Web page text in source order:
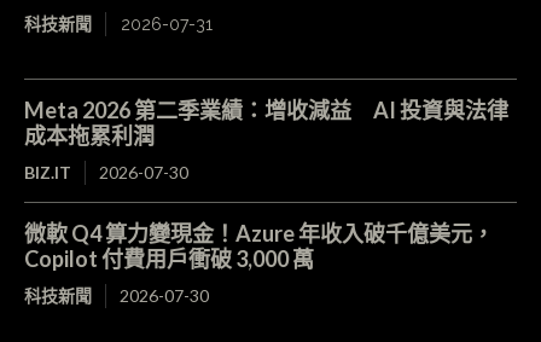
科技新聞 2026-07-31
Meta 2026 第二季業績：增收減益 AI 投資與法律
成本拖累利潤
BIZ.IT 2026-07-30
微軟 Q4 算力變現金！Azure 年收入破千億美元，
Copilot 付費用戶衝破 3,000 萬
科技新聞 2026-07-30